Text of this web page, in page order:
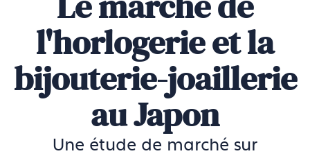
l'horlogerie et la
bijouterie-joaillerie
au Japon
Une étude de marché sur